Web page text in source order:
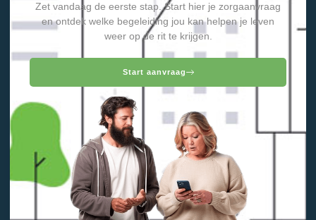
Zet vandaag de eerste stap. Start hier je zorgaanvraag
en ontdek welke begeleiding jou kan helpen je leven
weer op de rit te krijgen.
Start aanvraag